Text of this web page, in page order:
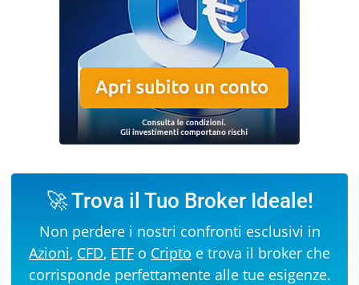
🚀 Trova il Tuo Broker Ideale!
Non perdere i nostri confronti esclusivi in
Azioni, CFD, ETF o Cripto e trova il broker che
corrisponde perfettamente alle tue esigenze.